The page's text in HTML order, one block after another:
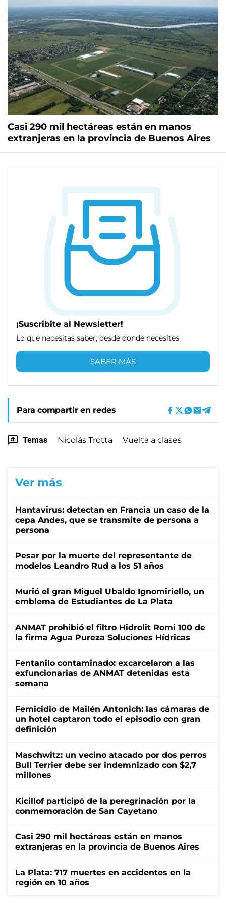
Casi 290 mil hectáreas están en manos
extranjeras en la provincia de Buenos Aires
¡Suscribite al Newsletter!
Lo que necesitas saber, desde donde necesites
SABER MÁS
Para compartir en redes
Temas Nicolás Trotta Vuelta a clases
Ver más
Hantavirus: detectan en Francia un caso de la
cepa Andes, que se transmite de persona a
persona
Pesar por la muerte del representante de
modelos Leandro Rud a los 51 años
Murió el gran Miguel Ubaldo Ignomiriello, un
emblema de Estudiantes de La Plata
ANMAT prohibió el filtro Hidrolit Romi 100 de
la firma Agua Pureza Soluciones Hídricas
Fentanilo contaminado: excarcelaron a las
exfuncionarias de ANMAT detenidas esta
semana
Femicidio de Mailén Antonich: las cámaras de
un hotel captaron todo el episodio con gran
definición
Maschwitz: un vecino atacado por dos perros
Bull Terrier debe ser indemnizado con $2,7
millones
Kicillof participó de la peregrinación por la
conmemoración de San Cayetano
Casi 290 mil hectáreas están en manos
extranjeras en la provincia de Buenos Aires
La Plata: 717 muertes en accidentes en la
región en 10 años